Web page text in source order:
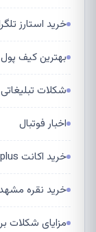
خرید استارز
بهترین کیف پول
شکلات
اخبار فوتبال
خرید اکانت chatgpt plus
خرید نقره مشهد
مزایای شکلات